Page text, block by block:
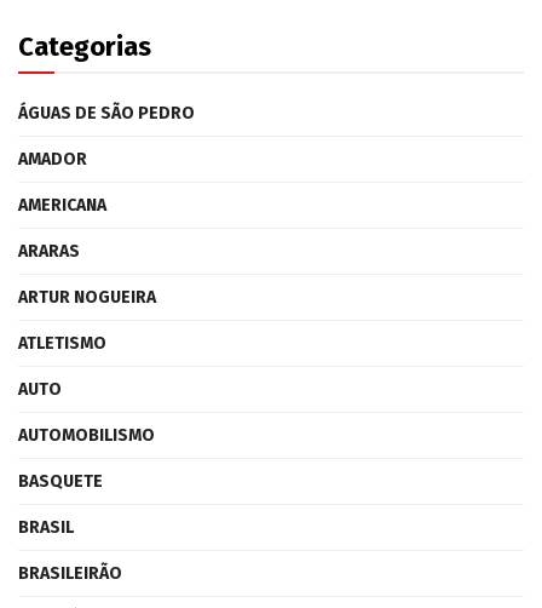
Categorias
ÁGUAS DE SÃO PEDRO
AMADOR
AMERICANA
ARARAS
ARTUR NOGUEIRA
ATLETISMO
AUTO
AUTOMOBILISMO
BASQUETE
BRASIL
BRASILEIRÃO